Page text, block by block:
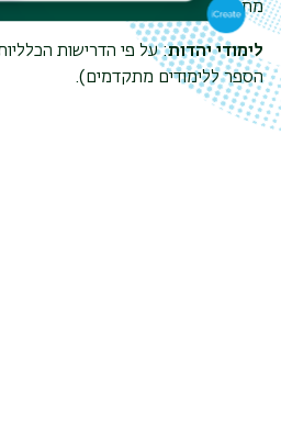
מתקדמים).
לימודי יהדות: על פי הדרישות
הספר ללימודים מתקדמים).